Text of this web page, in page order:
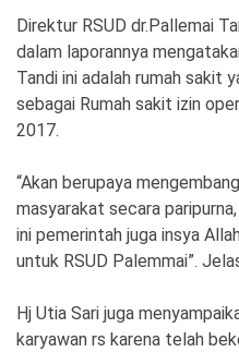
Direktur RSUD dr.Pallemai
dalam laporannya
Tandi ini adalah rumah sakit
sebagai Rumah sakit izin
2017.
“Akan berupaya
masyarakat secara
ini pemerintah juga insya
untuk RSUD Palemmai”.
Hj Utia Sari juga
karyawan rs karena telah